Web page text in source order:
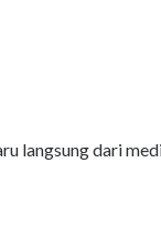
langsung dari